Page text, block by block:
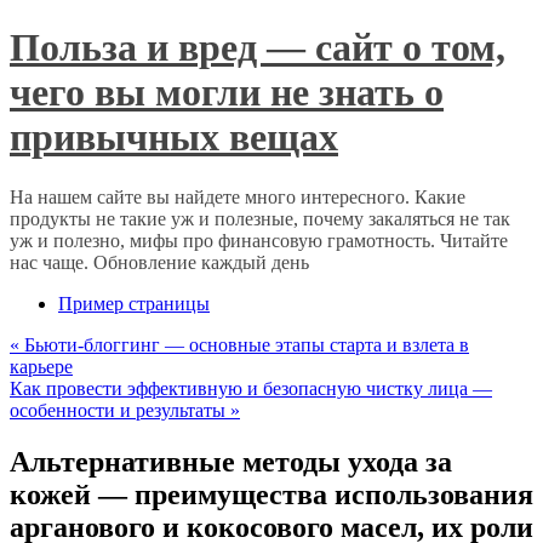
Польза и вред — сайт о том,
чего вы могли не знать о
привычных вещах
На нашем сайте вы найдете много интересного. Какие
продукты не такие уж и полезные, почему закаляться не так
уж и полезно, мифы про финансовую грамотность. Читайте
нас чаще. Обновление каждый день
Пример страницы
« Бьюти-блоггинг — основные этапы старта и взлета в
карьере
Как провести эффективную и безопасную чистку лица —
особенности и результаты »
Альтернативные методы ухода за
кожей — преимущества использования
арганового и кокосового масел, их роли